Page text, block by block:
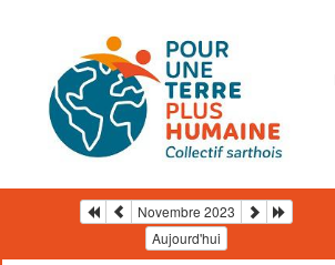
Novembre 2023
Aujourd'hui